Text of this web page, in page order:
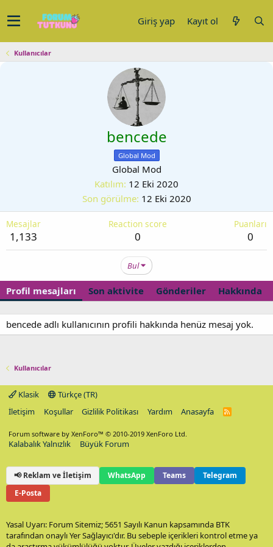
Giriş yap Kayıt ol
Kullanıcılar
bencede
Global Mod
Global Mod
Katılım 12 Eki 2020
Son görülme 12 Eki 2020
Mesajlar
1,133
Reaction score
0
Puanları
0
Bul
Profil mesajları Son aktivite Gönderiler Hakkında
bencede adlı kullanıcının profili hakkında henüz mesaj yok.
Kullanıcılar
Klasik
Türkçe (TR)
İletişim
Koşullar Gizlilik Politikası Yardım Anasayfa
R
Forum software by XenForo™ © 2010-2019 XenForo Ltd.
Kalabalık Yalnızlık Büyük Forum
📢 Reklam ve İletişim WhatsApp Teams
Telegram
E-Posta
Yasal Uyarı: Forum Sitemiz; 5651 Sayılı Kanun kapsamında BTK
tarafından onaylı Yer Sağlayıcı'dır. Bu sebeple içerikleri kontrol etme ya